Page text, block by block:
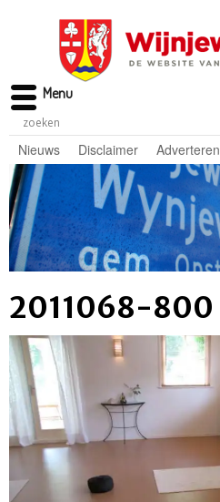
Nieuws Disclaimer Adverteren
2011068-800
Menu